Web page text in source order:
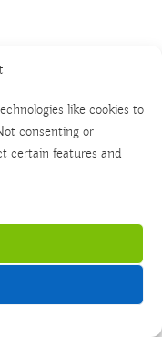
like cookies to
consenting or
certain features and